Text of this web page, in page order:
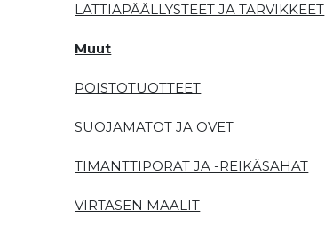
LATTIAPÄÄLLYSTEET JA TARVIKKEET
Muut
POISTOTUOTTEET
SUOJAMATOT JA OVET
TIMANTTIPORAT JA -REIKÄSAHAT
VIRTASEN MAALIT